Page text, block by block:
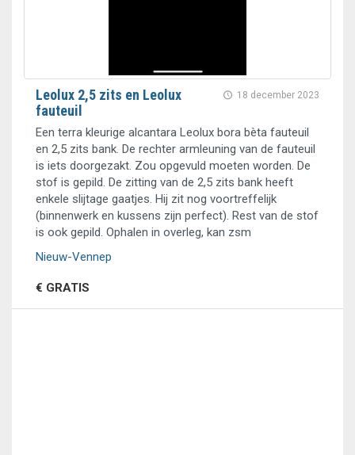
18 december 2023
Leolux 2,5 zits en Leolux
fauteuil
Een terra kleurige alcantara Leolux bora bèta fauteuil
en 2,5 zits bank. De rechter armleuning van de fauteuil
is iets doorgezakt. Zou opgevuld moeten worden. De
stof is gepild. De zitting van de 2,5 zits bank heeft
enkele slijtage gaatjes. Hij zit nog voortreffelijk
(binnenwerk en kussens zijn perfect). Rest van de stof
is ook gepild. Ophalen in overleg, kan zsm
Nieuw-Vennep
€ GRATIS